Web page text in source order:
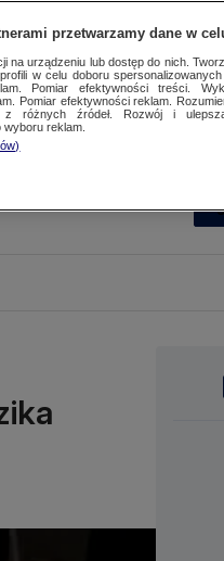
przetwarzamy dane w
na urządzeniu lub dostęp do nich.
w celu doboru
Pomiar efektywności treści.
Pomiar efektywności reklam.
różnych źródeł. Rozwój i
reklam.